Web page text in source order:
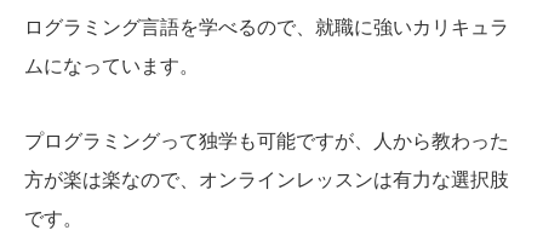
ログラミング言語を学べるので、就職に強いカリキュラ
ムになっています。
プログラミングって独学も可能ですが、人から教わった
方が楽は楽なので、オンラインレッスンは有力な選択肢
です。